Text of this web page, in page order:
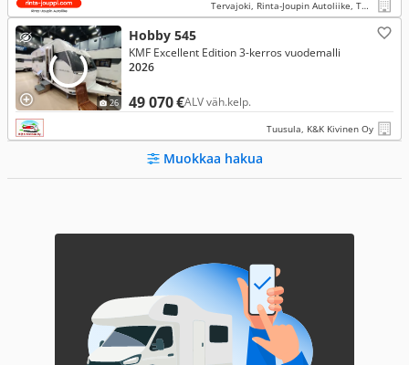
Tervajoki, Rinta-Joupin Autoliike, Tervajoki
26
Hobby 545
49 070 €ALV väh.kelp.
KMF Excellent Edition 3-kerros vuodemalli
2026
Tuusula, K&K Kivinen Oy
Muokkaa hakua